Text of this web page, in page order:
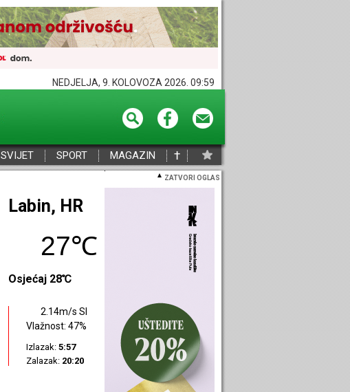
NEDJELJA, 9. KOLOVOZA 2026. 09:59
SVIJET SPORT MAGAZIN †
ZATVORI OGLAS
Poreč, HR
29℃
Osjećaj 29℃
0.22m/s JZ
Vlažnost: 41%
Izlazak: 5:59
Zalazak: 20:23